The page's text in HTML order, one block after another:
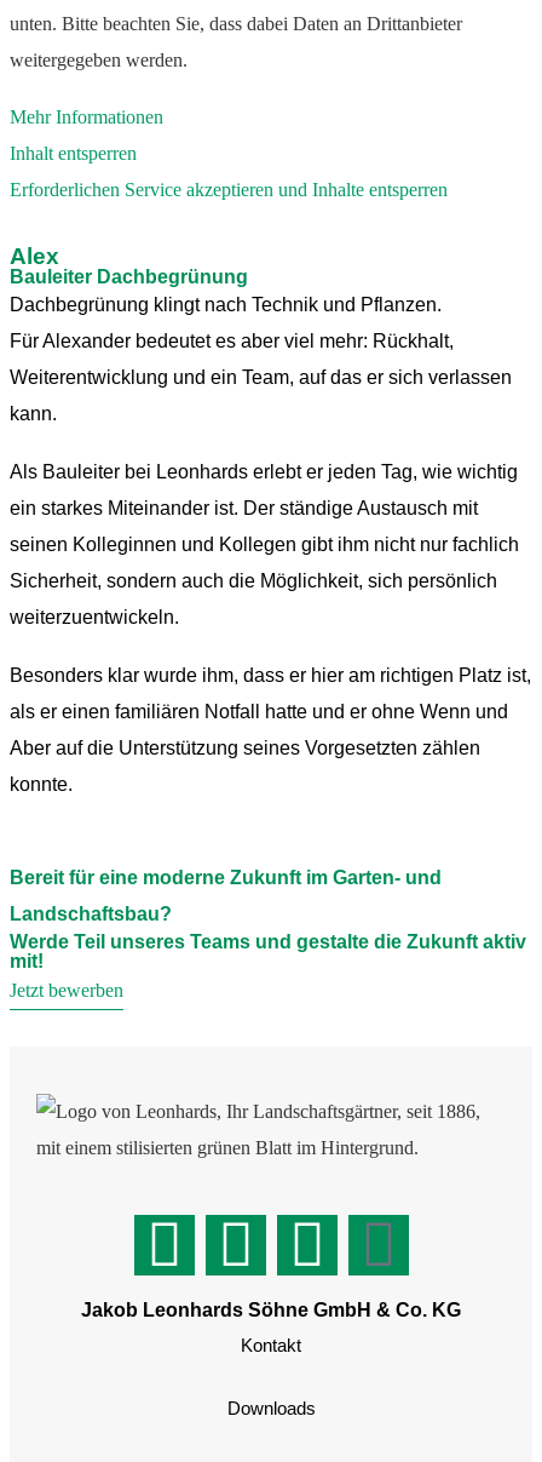
unten. Bitte beachten Sie, dass dabei Daten an Drittanbieter
weitergegeben werden.
Mehr Informationen
Inhalt entsperren
Erforderlichen Service akzeptieren und Inhalte entsperren
Alex
Bauleiter Dachbegrünung
Dachbegrünung klingt nach Technik und Pflanzen.
Für Alexander bedeutet es aber viel mehr: Rückhalt,
Weiterentwicklung und ein Team, auf das er sich verlassen
kann.
Als Bauleiter bei Leonhards erlebt er jeden Tag, wie wichtig
ein starkes Miteinander ist. Der ständige Austausch mit
seinen Kolleginnen und Kollegen gibt ihm nicht nur fachlich
Sicherheit, sondern auch die Möglichkeit, sich persönlich
weiterzuentwickeln.
Besonders klar wurde ihm, dass er hier am richtigen Platz ist,
als er einen familiären Notfall hatte und er ohne Wenn und
Aber auf die Unterstützung seines Vorgesetzten zählen
konnte.
Bereit für eine moderne Zukunft im Garten- und
Landschaftsbau?
Werde Teil unseres Teams und gestalte die Zukunft aktiv
mit!
Jetzt bewerben
Jakob Leonhards Söhne GmbH & Co. KG
Kontakt
Downloads